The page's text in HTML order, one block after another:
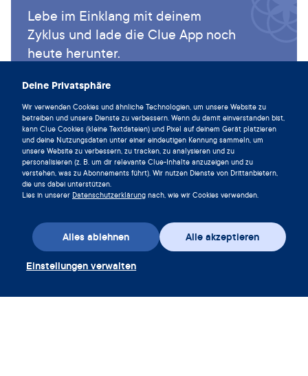
Deine Privatsphäre
Wir verwenden Cookies und ähnliche Technologien, um unsere Website zu
betreiben und unsere Dienste zu verbessern. Wenn du damit einverstanden bist,
kann Clue Cookies (kleine Textdateien) und Pixel auf deinem Gerät platzieren
und deine Nutzungsdaten unter einer eindeutigen Kennung sammeln, um
unsere Website zu verbessern, zu tracken, zu analysieren und zu
personalisieren (z. B. um dir relevante Clue-Inhalte anzuzeigen und zu
verstehen, was zu Abonnements führt). Wir nutzen Dienste von Drittanbietern,
die uns dabei unterstützen.
Lies in unserer Datenschutzerklärung nach, wie wir Cookies verwenden.
Alle akzeptieren
Alles ablehnen
Einstellungen verwalten
Lebe im Einklang mit deinem
Zyklus und lade die Clue App noch
heute herunter.
Clue herunterladen
App herunterladen